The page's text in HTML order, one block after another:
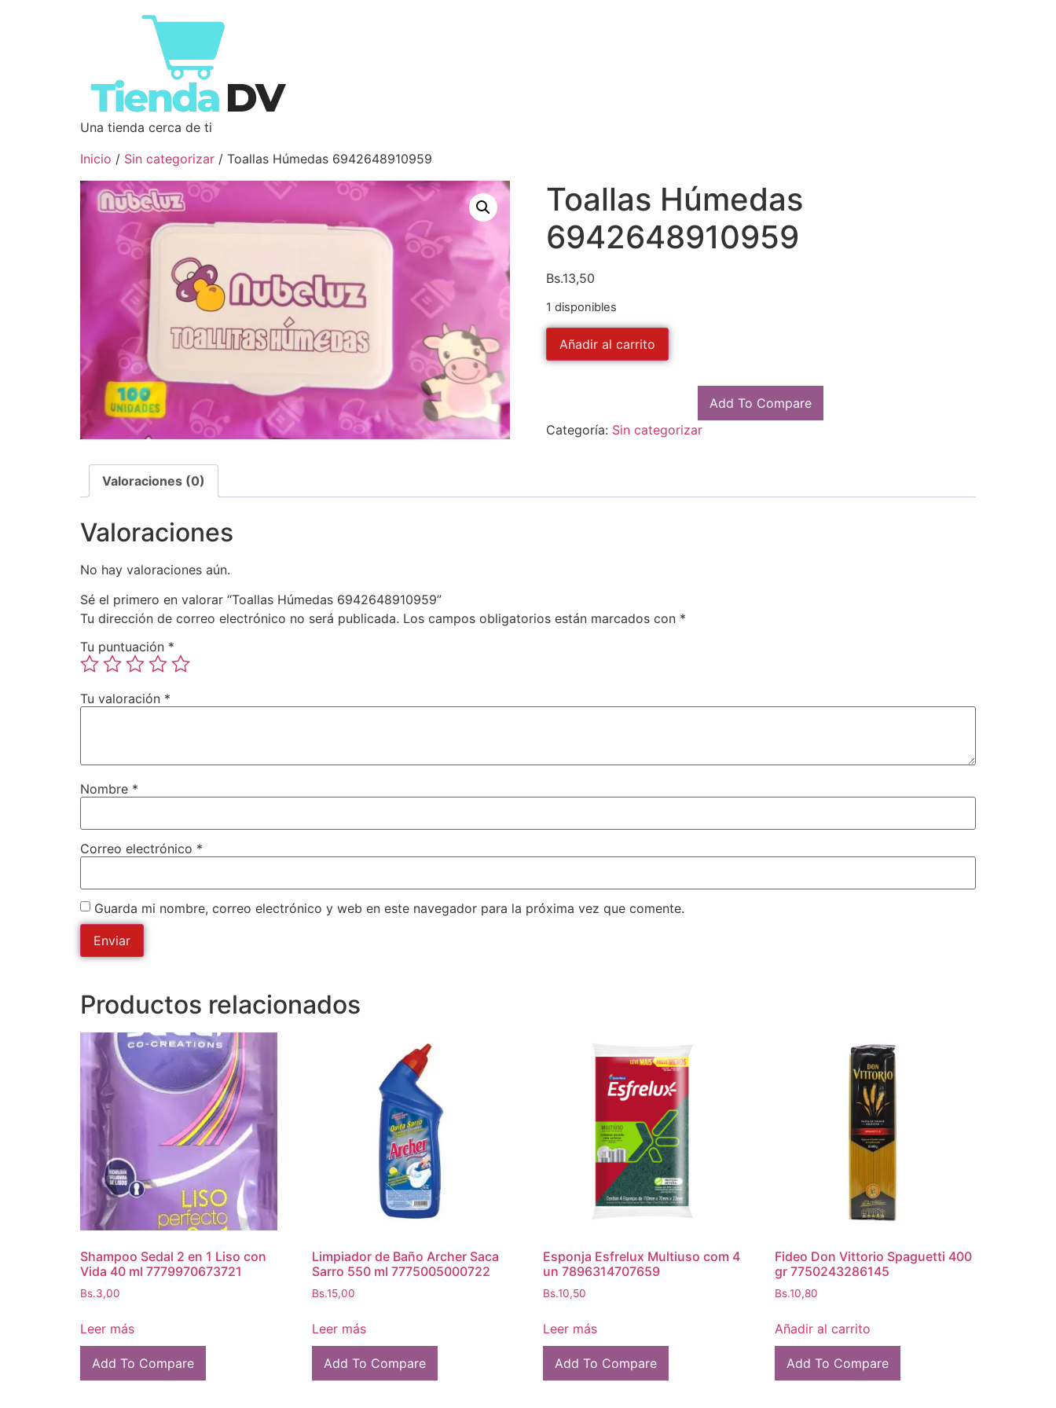
Una tienda cerca de ti
Inicio / Sin categorizar / Toallas Húmedas 6942648910959
Toallas Húmedas
6942648910959
Bs.13,50
1 disponibles
Añadir al carrito
Add To Compare
Categoría: Sin categorizar
Valoraciones (0)
Valoraciones
No hay valoraciones aún.
Sé el primero en valorar “Toallas Húmedas 6942648910959”
Tu dirección de correo electrónico no será publicada. Los campos obligatorios están marcados con *
Tu puntuación *
Tu valoración *
Nombre *
Correo electrónico *
Guarda mi nombre, correo electrónico y web en este navegador para la próxima vez que comente.
Productos relacionados
Shampoo Sedal 2 en 1 Liso con
Vida 40 ml 7779970673721
Bs.3,00
Leer más
Add To Compare
Limpiador de Baño Archer Saca
Sarro 550 ml 7775005000722
Bs.15,00
Leer más
Add To Compare
Esponja Esfrelux Multiuso com 4
un 7896314707659
Bs.10,50
Leer más
Add To Compare
Fideo Don Vittorio Spaguetti 400
gr 7750243286145
Bs.10,80
Añadir al carrito
Add To Compare